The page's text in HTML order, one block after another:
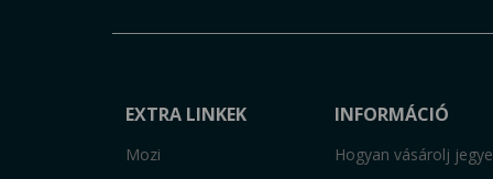
EXTRA LINKEK
Mozi
INFORMÁCIÓ
Hogyan vásárolj